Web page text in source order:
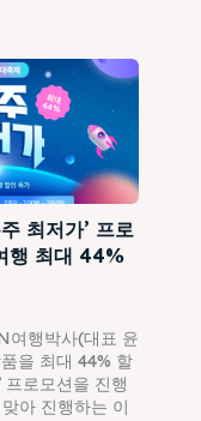
최저가’ 프로
행 최대 44%
여행박사(대표 윤
을 최대 44% 할
프로모션을 진행
아 진행하는 이